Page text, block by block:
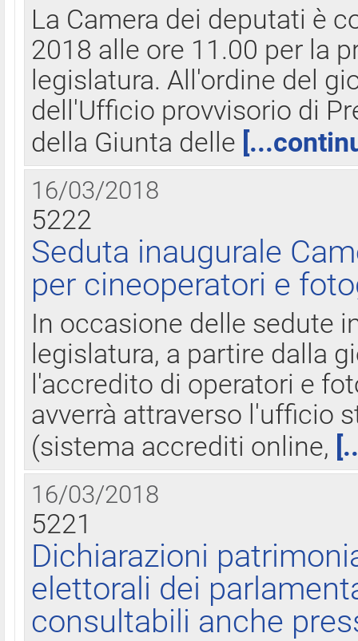
La Camera dei deputati è
2018 alle ore 11.00 per la
legislatura. All'ordine del
dell'Ufficio provvisorio di
della Giunta delle
16/03/2018
5222
Seduta inaugurale
per cineoperatori e
In occasione delle sedute
legislatura, a partire dalla
l'accredito di operatori e
avverrà attraverso l'ufficio
(sistema accrediti online,
16/03/2018
5221
Dichiarazioni
elettorali dei
consultabili anche